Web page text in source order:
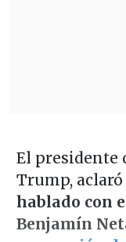
El presidente
Trump, aclaró
hablado con
Benjamín